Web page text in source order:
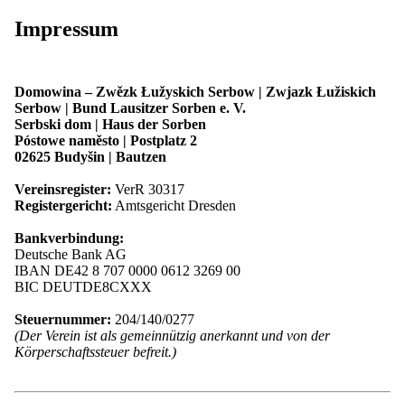
Domowina
Programm
Mitglieder
Übersicht: Mitglieder
Unsere Struktur
Mitglied werden
Regionalverbände und Mitgliedsvereine
Übersicht: Regionalverbände und
Mitgliedsvereine
Wissenschaftliche Gesellschaft Maćica
Sorbischer Schulverein
Serbski Sokoł
Förderkreis für sorbische Volkskultur
Cyrill-Methodius-Verein
SKI Berlin
Gesellschaft zur Förderung des Sorbischen
Bund sorbischer Gesangvereine
Impressum
Domowina – Zwězk Łužyskich Serbow | Zwjazk Łužiskich
Serbow | Bund Lausitzer Sorben e. V.
Serbski dom | Haus der Sorben
Póstowe naměsto | Postplatz 2
02625 Budyšin | Bautzen
Vereinsregister: VerR 30317
Registergericht: Amtsgericht Dresden
Bankverbindung:
Deutsche Bank AG
IBAN DE42 8 707 0000 0612 3269 00
BIC DEUTDE8CXXX
Steuernummer: 204/140/0277
(Der Verein ist als gemeinnützig anerkannt und von der
Körperschaftssteuer befreit.)